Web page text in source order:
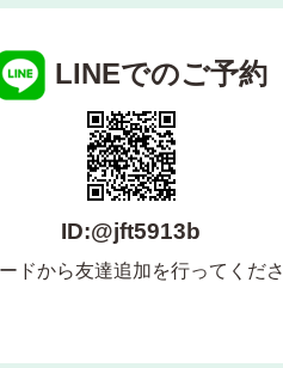
LINEでのご予約
ID:@jft5913b
ドから友達追加を行ってくださ